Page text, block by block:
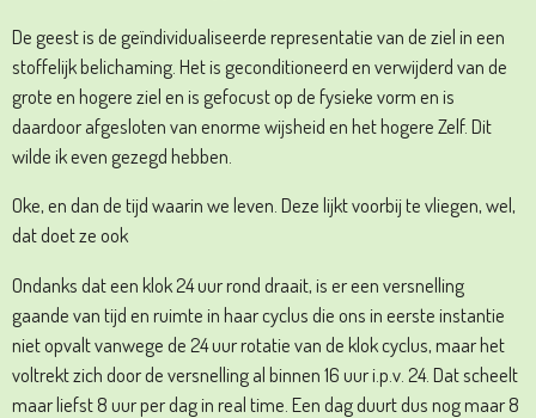
De geest is de geïndividualiseerde representatie van de ziel in een
stoffelijk belichaming. Het is geconditioneerd en verwijderd van de
grote en hogere ziel en is gefocust op de fysieke vorm en is
daardoor afgesloten van enorme wijsheid en het hogere Zelf. Dit
wilde ik even gezegd hebben.
Oke, en dan de tijd waarin we leven. Deze lijkt voorbij te vliegen, wel,
dat doet ze ook
Ondanks dat een klok 24 uur rond draait, is er een versnelling
gaande van tijd en ruimte in haar cyclus die ons in eerste instantie
niet opvalt vanwege de 24 uur rotatie van de klok cyclus, maar het
voltrekt zich door de versnelling al binnen 16 uur i.p.v. 24. Dat scheelt
maar liefst 8 uur per dag in real time. Een dag duurt dus nog maar 8